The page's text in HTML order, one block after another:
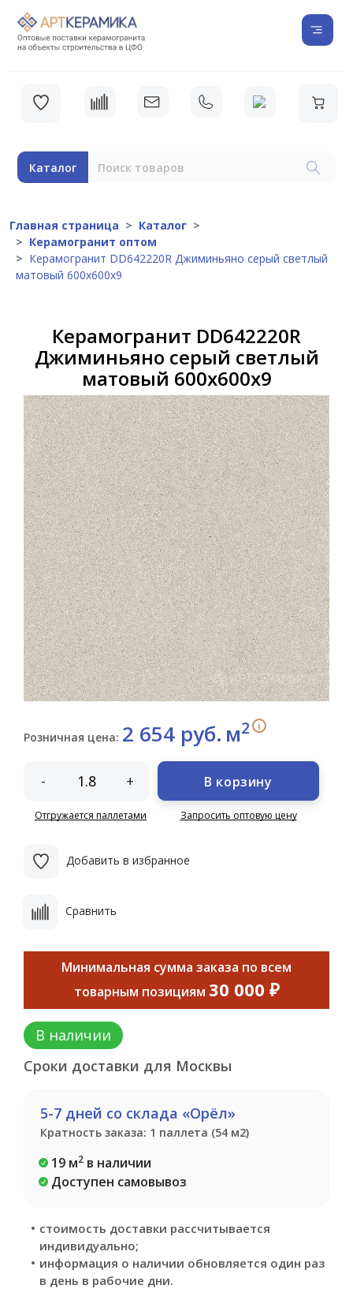
Каталог
Главная страница
Каталог
Керамогранит оптом
Керамогранит DD642220R Джиминьяно серый светлый
матовый 600х600х9
Керамогранит DD642220R
Джиминьяно серый светлый
матовый 600х600х9
Розничная цена: 2 654 руб. м2 i
- +
Отгружается паллетами
В корзину
Запросить оптовую цену
Добавить в избранное
Сравнить
Минимальная сумма заказа по всем
товарным позициям 30 000 ₽
В наличии
Сроки доставки для Москвы
5-7 дней со склада «Орёл»
Кратность заказа: 1 паллета (54 м2)
19 м2 в наличии
Доступен самовывоз
стоимость доставки рассчитывается
индивидуально;
информация о наличии обновляется один раз
в день в рабочие дни.